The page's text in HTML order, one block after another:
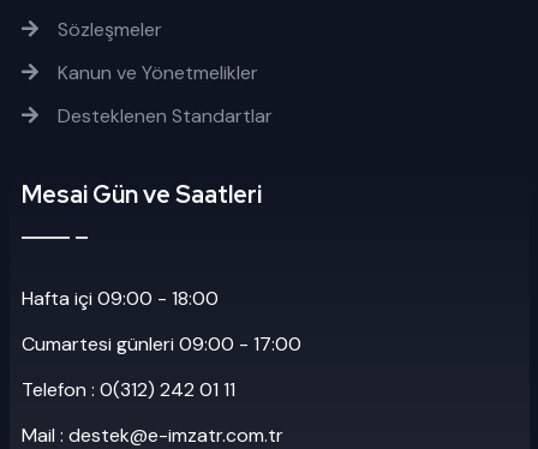
Sözleşmeler
Kanun ve Yönetmelikler
Desteklenen Standartlar
Mesai Gün ve Saatleri
Hafta içi 09:00 - 18:00
Cumartesi günleri 09:00 - 17:00
Telefon : 0(312) 242 01 11
Mail : destek@e-imzatr.com.tr